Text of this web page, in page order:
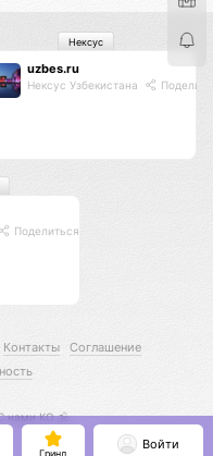
uzbes.ru
Нексус Узбекистана
Нексус
Поделиться
Контакты
Соглашение
нами КО 🕉️
Гринд
Войти